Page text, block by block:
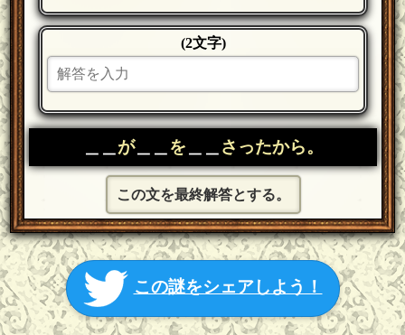
(2文字)
が＿＿ を さったから。
この文を最終解答とする。
この謎をシェアしよう！